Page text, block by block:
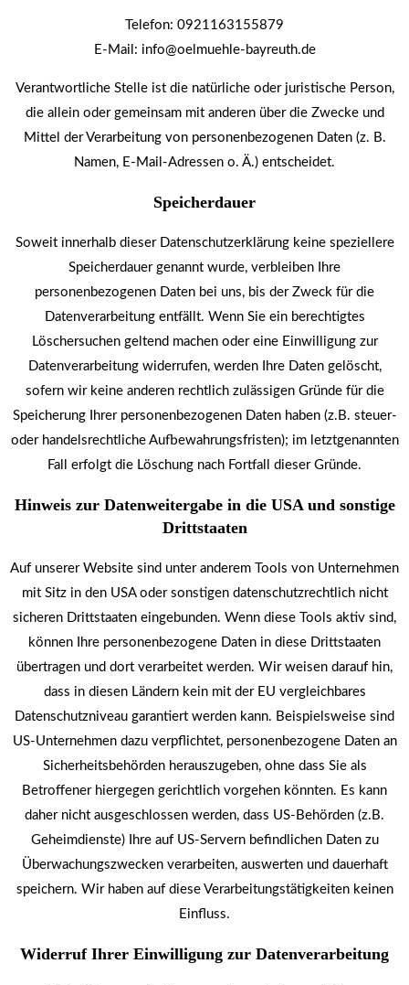
Telefon: 0921163155879
E-Mail: info@oelmuehle-bayreuth.de
Verantwortliche Stelle ist die natürliche oder juristische Person,
die allein oder gemeinsam mit anderen über die Zwecke und
Mittel der Verarbeitung von personenbezogenen Daten (z. B.
Namen, E-Mail-Adressen o. Ä.) entscheidet.
Speicherdauer
Soweit innerhalb dieser Datenschutzerklärung keine speziellere
Speicherdauer genannt wurde, verbleiben Ihre
personenbezogenen Daten bei uns, bis der Zweck für die
Datenverarbeitung entfällt. Wenn Sie ein berechtigtes
Löschersuchen geltend machen oder eine Einwilligung zur
Datenverarbeitung widerrufen, werden Ihre Daten gelöscht,
sofern wir keine anderen rechtlich zulässigen Gründe für die
Speicherung Ihrer personenbezogenen Daten haben (z.B. steuer-
oder handelsrechtliche Aufbewahrungsfristen); im letztgenannten
Fall erfolgt die Löschung nach Fortfall dieser Gründe.
Hinweis zur Datenweitergabe in die USA und sonstige
Drittstaaten
Auf unserer Website sind unter anderem Tools von Unternehmen
mit Sitz in den USA oder sonstigen datenschutzrechtlich nicht
sicheren Drittstaaten eingebunden. Wenn diese Tools aktiv sind,
können Ihre personenbezogene Daten in diese Drittstaaten
übertragen und dort verarbeitet werden. Wir weisen darauf hin,
dass in diesen Ländern kein mit der EU vergleichbares
Datenschutzniveau garantiert werden kann. Beispielsweise sind
US-Unternehmen dazu verpflichtet, personenbezogene Daten an
Sicherheitsbehörden herauszugeben, ohne dass Sie als
Betroffener hiergegen gerichtlich vorgehen könnten. Es kann
daher nicht ausgeschlossen werden, dass US-Behörden (z.B.
Geheimdienste) Ihre auf US-Servern befindlichen Daten zu
Überwachungszwecken verarbeiten, auswerten und dauerhaft
speichern. Wir haben auf diese Verarbeitungstätigkeiten keinen
Einfluss.
Widerruf Ihrer Einwilligung zur Datenverarbeitung